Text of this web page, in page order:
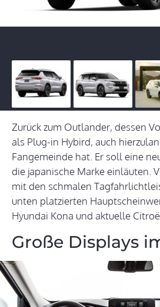
Zurück zum Outlander, dessen
als Plug-in Hybird, auch
Fangemeinde hat. Er soll eine
die japanische Marke einläuten.
mit den schmalen
unten platzierten
Hyundai Kona und aktuelle
Große Displays